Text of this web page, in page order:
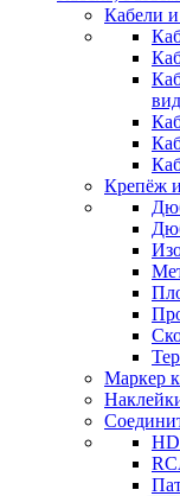
Кабели
Крепёж
Маркер